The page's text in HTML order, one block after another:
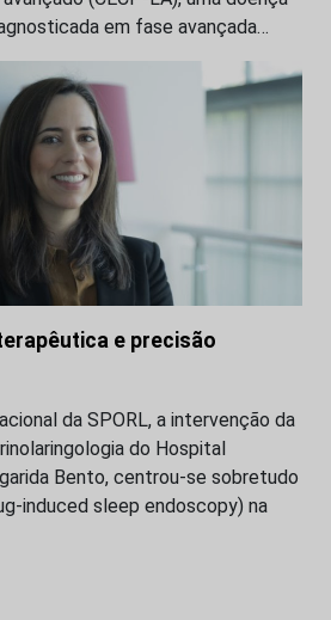
em fase avançada…
e precisão
da SPORL, a intervenção da
do Hospital
Bento, centrou-se sobretudo
induced sleep endoscopy) na